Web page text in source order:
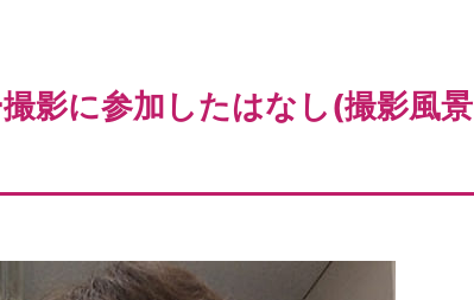
影に参加したはなし(撮影風景